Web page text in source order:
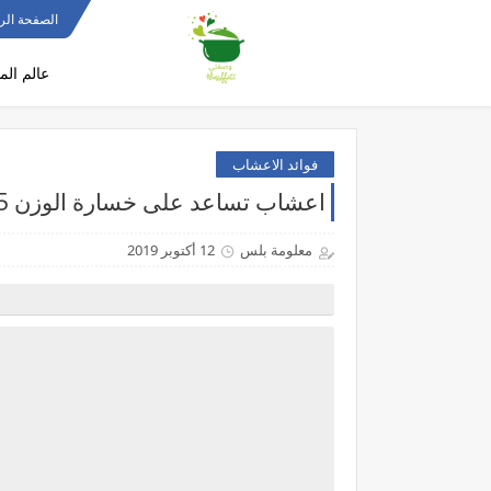
الصفحة
عالم
فوائد الاعشاب
اعشاب تساعد على خسارة الوزن 2026/2025
معلومة بلس 12 أكتوبر 2019